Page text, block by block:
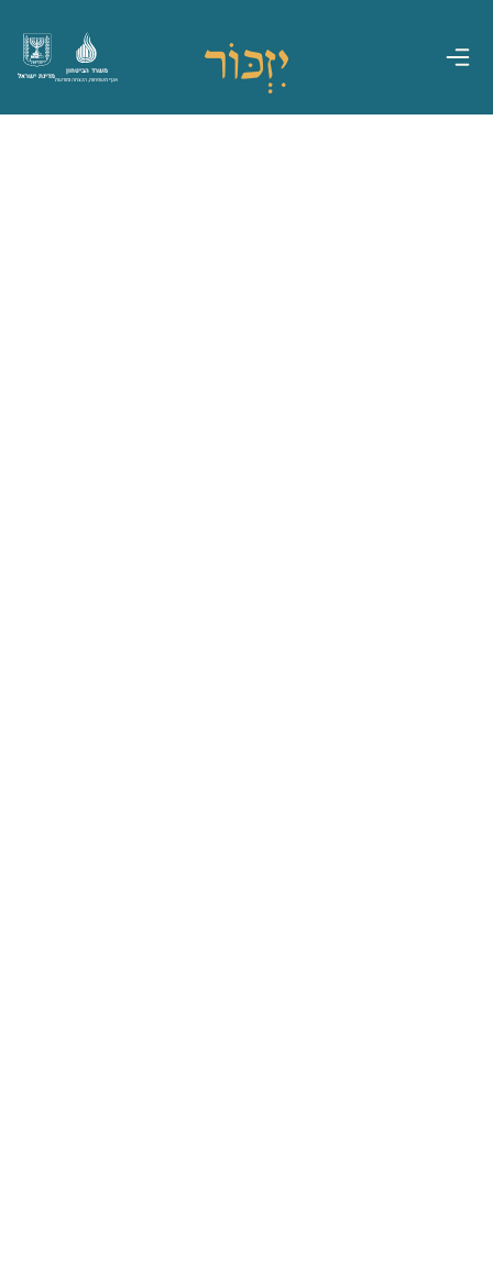
מדינת ישראל
משרד הביטחון
אגף משפחות, הנצחה ומורשת